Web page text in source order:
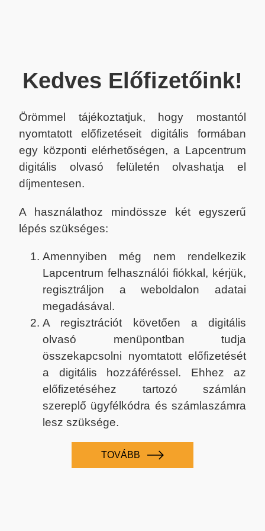
Kedves Előfizetőink!
Örömmel tájékoztatjuk, hogy mostantól
nyomtatott előfizetéseit digitális formában
egy központi elérhetőségen, a Lapcentrum
digitális olvasó felületén olvashatja el
díjmentesen.
A használathoz mindössze két egyszerű
lépés szükséges:
Amennyiben még nem rendelkezik
Lapcentrum felhasználói fiókkal, kérjük,
regisztráljon a weboldalon adatai
megadásával.
A regisztrációt követően a digitális
olvasó menüpontban tudja
összekapcsolni nyomtatott előfizetését
a digitális hozzáféréssel. Ehhez az
előfizetéséhez tartozó számlán
szereplő ügyfélkódra és számlaszámra
lesz szüksége.
TOVÁBB